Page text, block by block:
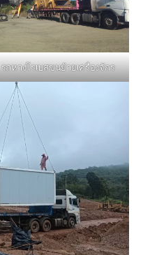
รถหางโรเบสขนย้ายเครื่องจักร